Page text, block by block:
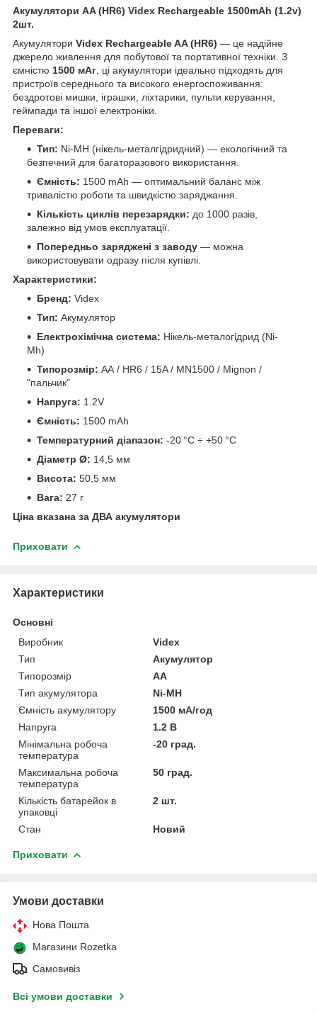
Акумулятори AA (HR6) Videx Rechargeable 1500mAh (1.2v)
2шт.
Акумулятори Videx Rechargeable AA (HR6) — це надійне
джерело живлення для побутової та портативної техніки. З
ємністю 1500 мАг , ці акумулятори ідеально підходять для
пристроїв середнього та високого енергоспоживання:
бездротові мишки, іграшки, ліхтарики, пульти керування,
геймпади та іншої електроніки.
Переваги:
Тип: Ni-MH (нікель-металгідридний) — екологічний та
безпечний для багаторазового використання.
Ємність: 1500 mAh — оптимальний баланс між
тривалістю роботи та швидкістю заряджання.
Кількість циклів перезарядки: до 1000 разів,
залежно від умов експлуатації.
Попередньо заряджені з заводу — можна
використовувати одразу після купівлі.
Характеристики:
Бренд: Videx
Тип: Акумулятор
Електрохімічна система: Нікель-металогідрид (Ni-
Mh)
Типорозмір: AA / HR6 / 15A / MN1500 / Mignon /
"пальчик"
Напруга: 1.2V
Ємність: 1500 mAh
Температурний діапазон: -20 °C ÷ +50 °C
Діаметр Ø: 14,5 мм
Висота: 50,5 мм
Вага: 27 г
Ціна вказана за ДВА акумулятори
Приховати
Характеристики
Основні
Виробник
Videx
Тип
Акумулятор
Типорозмір
AA
Тип акумулятора
Ni-MH
Ємність акумулятору
1500 мА/год
Напруга
1.2 В
Мінімальна робоча
температура
-20 град.
Максимальна робоча
температура
50 град.
Кількість батарейок в
упаковці
2 шт.
Стан Новий
Приховати
Умови доставки
Нова Пошта
Магазини Rozetka
Самовивіз
Всі умови доставки